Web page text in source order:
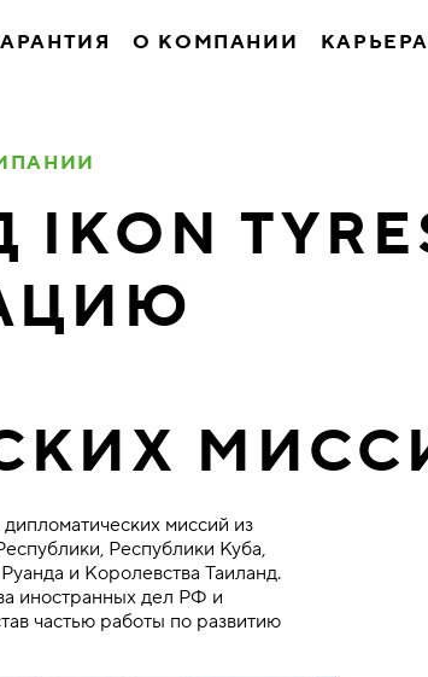
О КОМПАНИИ КАРЬЕРА
миссий из
Республики Куба,
и Королевства Таиланд.
иностранных дел РФ и
частью работы по развитию